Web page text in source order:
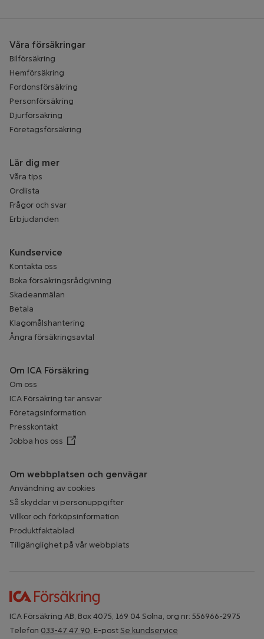
Våra försäkringar
Bilförsäkring
Hemförsäkring
Fordonsförsäkring
Personförsäkring
Djurförsäkring
Företagsförsäkring
Lär dig mer
Våra tips
Ordlista
Frågor och svar
Erbjudanden
Kundservice
Kontakta oss
Boka försäkringsrådgivning
Skadeanmälan
Betala
Klagomålshantering
Ångra försäkringsavtal
Om ICA Försäkring
Om oss
ICA Försäkring tar ansvar
Företagsinformation
Presskontakt
Jobba hos oss Öppnar annan webbplats
Om webbplatsen och genvägar
Användning av cookies
Så skyddar vi personuppgifter
Villkor och förköpsinformation
Produktfaktablad
Tillgänglighet på vår webbplats
ICA Försäkring AB, Box 4075, 169 04 Solna, org nr: 556966-2975
Telefon 033-47 47 90, E-post Se kundservice